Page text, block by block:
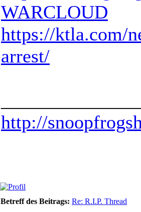
WARCLOUD
https://ktla.com/
arrest/
http://
Betreff des Beitrags: Re: R.I.P. Thread